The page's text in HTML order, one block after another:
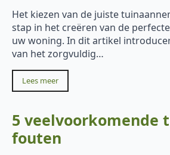
Het kiezen van de juiste
stap in het creëren van de
uw woning. In dit artikel
van het zorgvuldig…
Lees meer
5 veelvoorkomende
fouten